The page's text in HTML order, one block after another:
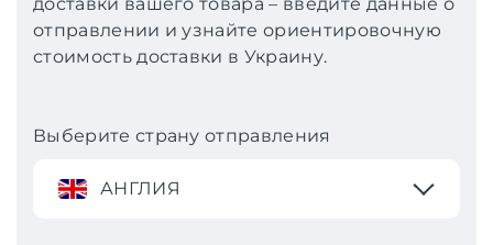
отправлении и узнайте ориентировочную
стоимость доставки в Украину.
Выберите страну отправления
АНГЛИЯ